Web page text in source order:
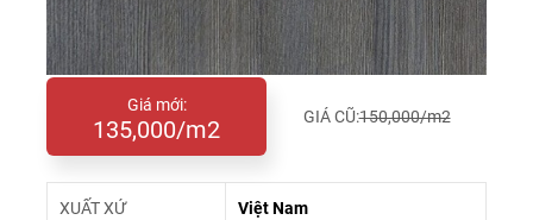
Giá mới:
135,000/m2 GIÁ CŨ:150,000/m2
XUẤT XỨ Việt Nam